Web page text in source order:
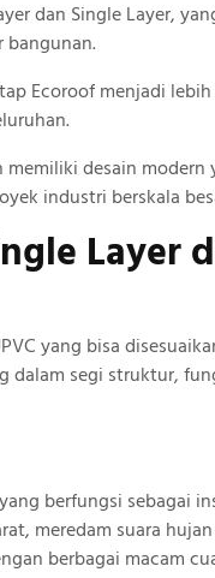
dan Single Layer,
Ecoroof menjadi
desain modern
industri berskala
Layer
yang bisa
dalam segi struktur,
berfungsi sebagai
meredam suara
berbagai macam